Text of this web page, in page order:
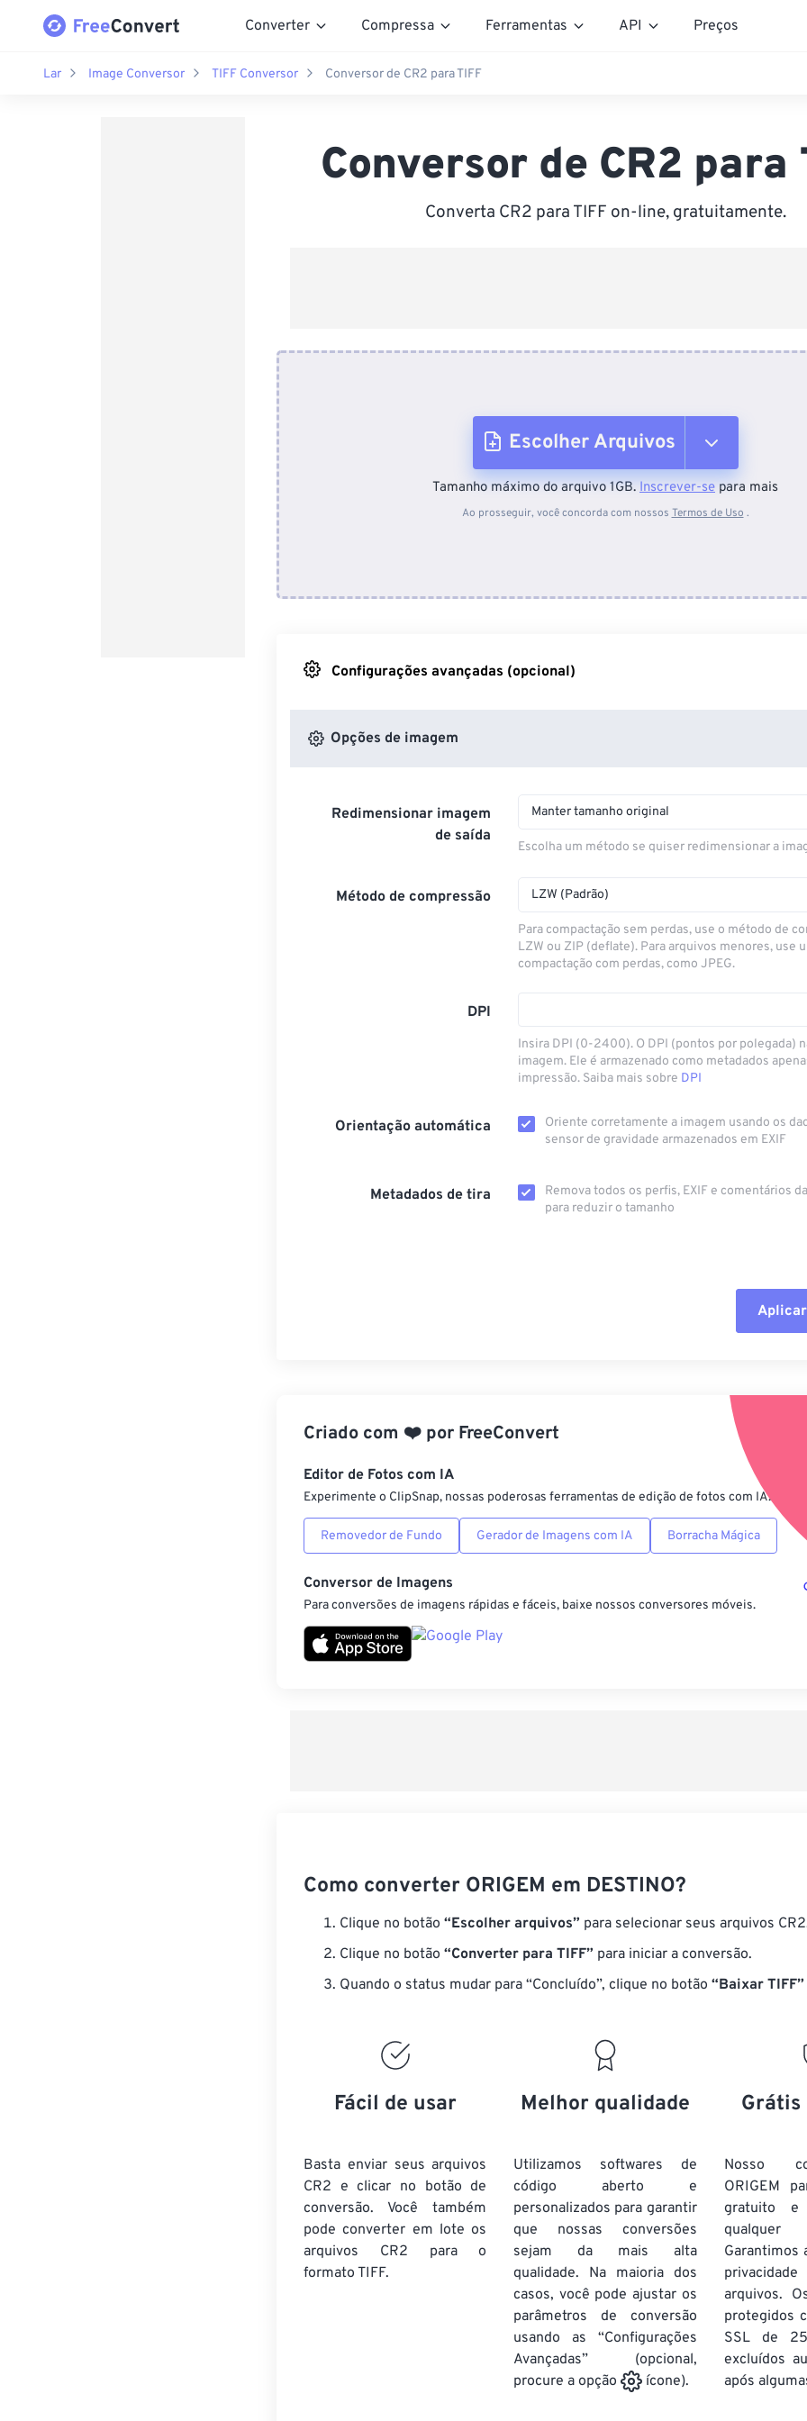
Converter Compressa Ferramentas API Preços
Lar Image Conversor TIFF Conversor Conversor de CR2 para TIFF
Conversor de CR2 para
Converta CR2 para TIFF on-line, gratuitamente.
Escolher Arquivos
Do dispositivo
Tamanho máximo do arquivo 1GB. Inscrever-se para mais
Ao prosseguir, você concorda com nossos Termos de Uso .
Configurações avançadas (opcional)
Opções de imagem
Redimensionar imagem
de saída
Manter tamanho original
Escolha um método se quiser redimensionar a
Método de compressão LZW (Padrão)
Para compactação sem perdas, use o método de
LZW ou ZIP (deflate). Para arquivos menores, use
compactação com perdas, como JPEG.
DPI
Insira DPI (0-2400). O DPI (pontos por polegada)
imagem. Ele é armazenado como metadados
impressão. Saiba mais sobre DPI
Orientação automática
Oriente corretamente a imagem usando os
sensor de gravidade armazenados em EXIF
Metadados de tira
Remova todos os perfis, EXIF ​​e comentários
para reduzir o tamanho
Aplicar a partir
Salvar como
Criado com ❤️ por FreeConvert
Editor de Fotos com IA
Experimente o ClipSnap, nossas poderosas ferramentas de edição de fotos com IA.
Removedor de Fundo Gerador de Imagens com IA Borracha Mágica
Conversor de Imagens
Para conversões de imagens rápidas e fáceis, baixe nossos conversores móveis.
Como converter ORIGEM em DESTINO?
Clique no botão “Escolher arquivos” para selecionar seus arquivos
Clique no botão “Converter para TIFF” para iniciar a conversão.
Quando o status mudar para “Concluído”, clique no botão “Baixar TIFF”
Fácil de usar
Basta enviar seus arquivos
CR2 e clicar no botão de
conversão. Você também
pode converter em loteos
arquivos CR2 para o
formato TIFF.
Melhor qualidade
Utilizamos softwares de
código aberto e
personalizados para garantir
que nossas conversões
sejam da mais alta
qualidade. Na maioria dos
casos, você pode ajustar os
parâmetros de conversão
usando as “Configurações
Avançadas” (opcional,
procure a opção
ícone).
Grátis
Nosso
ORIGEM
gratuito e
qualquer
Garantimos
arquivos.
protegidos
SSL de
excluídos
após